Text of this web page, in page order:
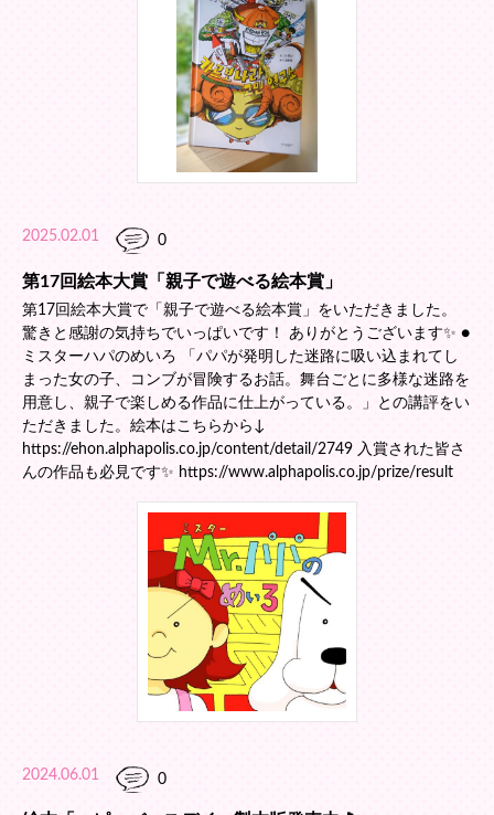
2025.02.01 0
第17回絵本大賞「親子で遊べる絵本賞」
第17回絵本大賞で「親子で遊べる絵本賞」をいただきました。
驚きと感謝の気持ちでいっぱいです！ ありがとうございます✨️ ●
ミスターハパのめいろ 「パパが発明した迷路に吸い込まれてし
まった女の子、コンブが冒険するお話。舞台ごとに多様な迷路を
用意し、親子で楽しめる作品に仕上がっている。」との講評をい
ただきました。絵本はこちらから↓
https://ehon.alphapolis.co.jp/content/detail/2749 入賞された皆さ
んの作品も必見です✨️ https://www.alphapolis.co.jp/prize/result
2024.06.01 0